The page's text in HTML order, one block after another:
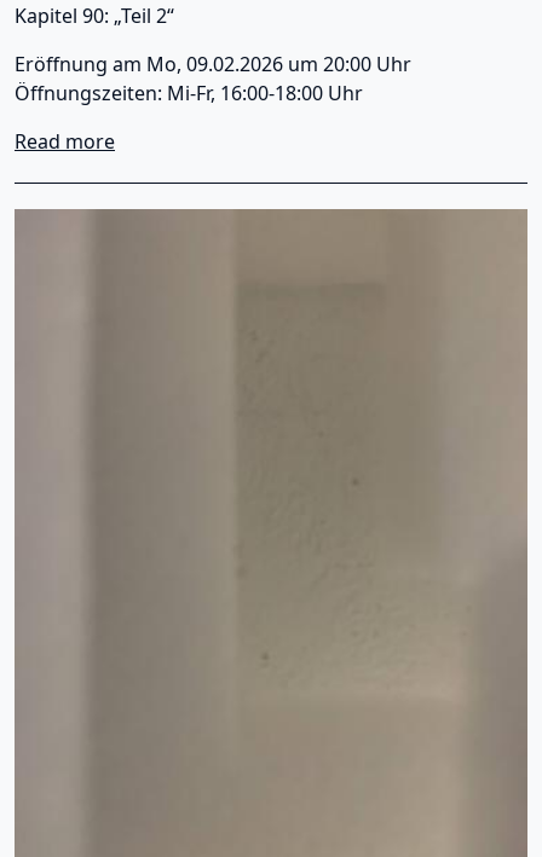
Kapitel 90: „Teil 2“
Eröffnung am Mo, 09.02.2026 um 20:00 Uhr
Öffnungszeiten: Mi-Fr, 16:00-18:00 Uhr
Read moreabout Monday Art Salon - Kapitel 90: "Teil 2"